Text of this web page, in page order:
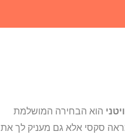
הוא הבחירה המושלמת
מראה סקסי אלא גם מעניק לך את